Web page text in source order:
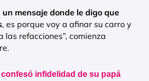
un mensaje donde le digo que
, es porque voy a afinar su carro y
las refacciones”, comienza
confesó infidelidad de su papá